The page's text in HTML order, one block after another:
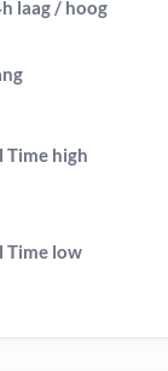
laag / hoog
Time high
Time low